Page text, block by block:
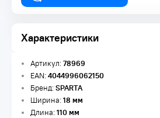
Характеристики
Артикул:78969
EAN:4044996062150
Бренд:SPARTA
Ширина:18 мм
Длина:110 мм